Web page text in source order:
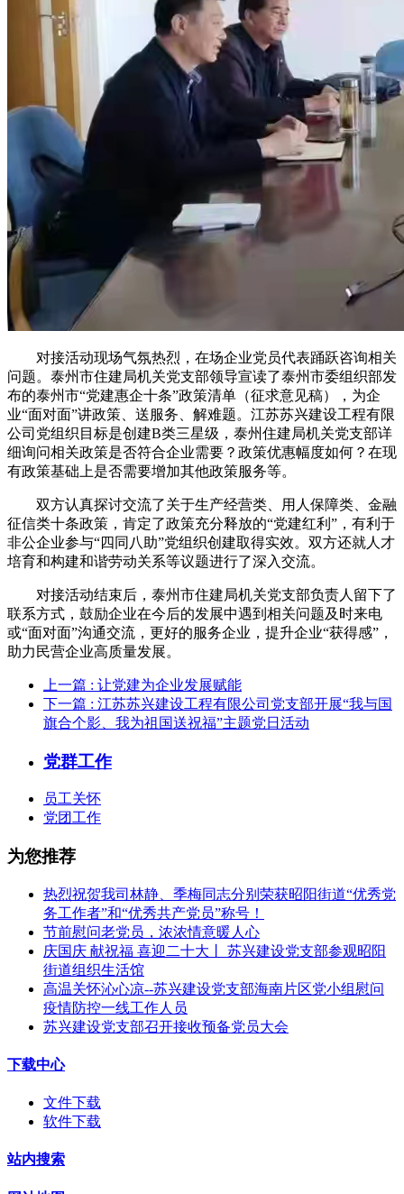
对接活动现场气氛热烈，在场企业党员代表踊跃咨询相关
问题。泰州市住建局机关党支部领导宣读了泰州市委组织部发
布的泰州市“党建惠企十条”政策清单（征求意见稿），为企
业“面对面”讲政策、送服务、解难题。江苏苏兴建设工程有限
公司党组织目标是创建B类三星级，泰州住建局机关党支部详
细询问相关政策是否符合企业需要？政策优惠幅度如何？在现
有政策基础上是否需要增加其他政策服务等。
双方认真探讨交流了关于生产经营类、用人保障类、金融
征信类十条政策，肯定了政策充分释放的“党建红利”，有利于
非公企业参与“四同八助”党组织创建取得实效。双方还就人才
培育和构建和谐劳动关系等议题进行了深入交流。
对接活动结束后，泰州市住建局机关党支部负责人留下了
联系方式，鼓励企业在今后的发展中遇到相关问题及时来电
或“面对面”沟通交流，更好的服务企业，提升企业“获得感”，
助力民营企业高质量发展。
上一篇 : 让党建为企业发展赋能
下一篇 : 江苏苏兴建设工程有限公司党支部开展“我与国
旗合个影、我为祖国送祝福”主题党日活动
党群工作
员工关怀
党团工作
为您推荐
热烈祝贺我司林静、季梅同志分别荣获昭阳街道“优秀党
务工作者”和“优秀共产党员”称号！
节前慰问老党员，浓浓情意暖人心
庆国庆 献祝福 喜迎二十大丨 苏兴建设党支部参观昭阳
街道组织生活馆
高温关怀沁心凉--苏兴建设党支部海南片区党小组慰问
疫情防控一线工作人员
苏兴建设党支部召开接收预备党员大会
下载中心
文件下载
软件下载
站内搜索